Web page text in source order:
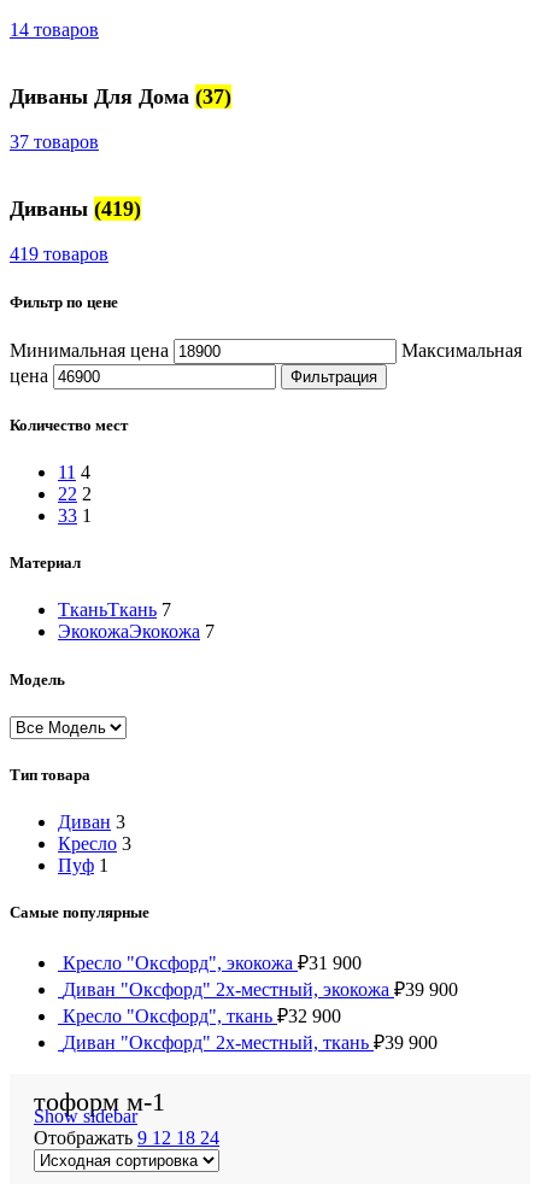
14 товаров
Диваны Для Дома (37)
37 товаров
Диваны (419)
419 товаров
Фильтр по цене
Минимальная цена
Максимальная
цена
Фильтрация
Количество мест
11 4
22 2
33 1
Материал
ТканьТкань 7
ЭкокожаЭкокожа 7
Модель
Тип товара
Диван 3
Кресло 3
Пуф 1
Самые популярные
Кресло "Оксфорд", экокожа ₽31 900
Диван "Оксфорд" 2х-местный, экокожа ₽39 900
Кресло "Оксфорд", ткань ₽32 900
Диван "Оксфорд" 2х-местный, ткань ₽39 900
тоформ м-1
Show sidebar
Отображать 9 12 18 24